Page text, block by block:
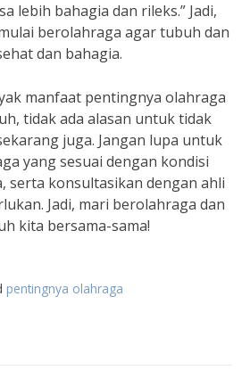
lebih bahagia dan rileks.” Jadi,
berolahraga agar tubuh dan
dan bahagia.
manfaat pentingnya olahraga
tidak ada alasan untuk tidak
juga. Jangan lupa untuk
yang sesuai dengan kondisi
serta konsultasikan dengan ahli
Jadi, mari berolahraga dan
kita bersama-sama!
pentingnya olahraga